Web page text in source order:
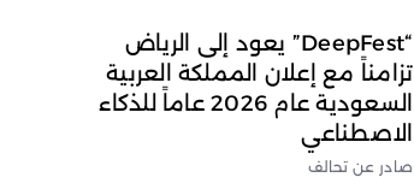
“DeepFest” يعود إلى الرياض
تزامناً مع إعلان المملكة العربية
السعودية عام 2026 عاماً للذكاء
الاصطناعي
صادر عن تحالف